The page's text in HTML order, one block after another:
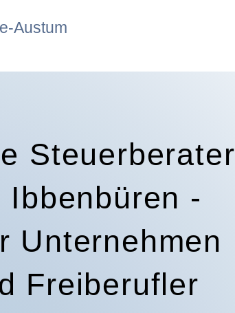
Austum
Steuerberater
Ibbenbüren -
Unternehmen
Freiberufler